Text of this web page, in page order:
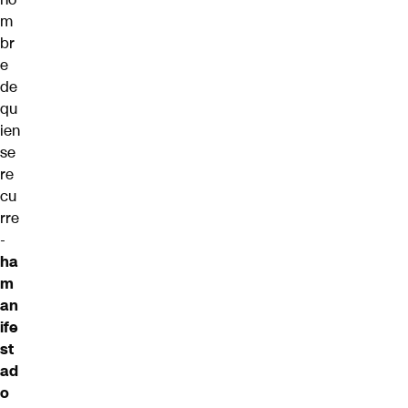
m
br
e
de
qu
ien
se
re
cu
rre
-
ha
m
an
ife
st
ad
o